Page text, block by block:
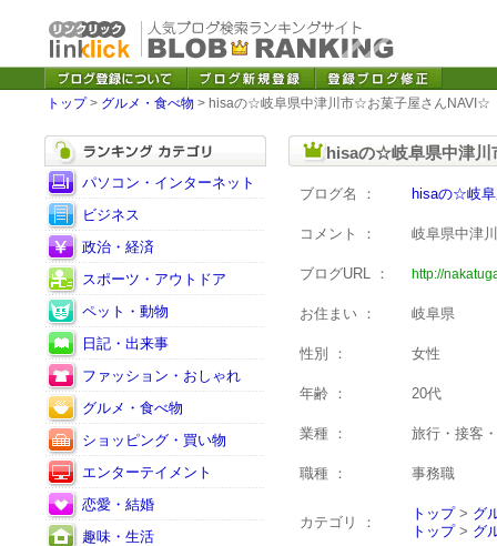
トップ> グルメ・食べ物 > hisaの☆岐阜県中津川市☆お菓子屋さんNAVI☆
パソコン・インターネット
ビジネス
政治・経済
スポーツ・アウトドア
ペット・動物
日記・出来事
ファッション・おしゃれ
グルメ・食べ物
ショッピング・買い物
エンターテイメント
恋愛・結婚
趣味・生活
hisaの☆岐阜県中津
ブログ名 ： hisaの☆岐
コメント ： 岐阜県中津
ブログURL ： http://
お住まい ： 岐阜県
性別 ： 女性
年齢 ： 20代
業種 ： 旅行・接客
職種 ： 事務職
カテゴリ ：
トップ> グ
トップ> グ